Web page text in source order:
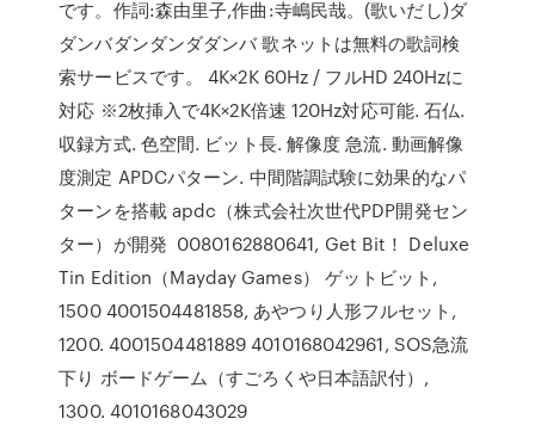
です。作詞:森由里子,作曲:寺嶋民哉。(歌いだし)ダ
ダンバダンダンダダンバ 歌ネットは無料の歌詞検
索サービスです。 4K×2K 60Hz / フルHD 240Hzに
対応 ※2枚挿入で4K×2K倍速 120Hz対応可能. 石仏.
収録方式. 色空間. ビット長. 解像度 急流. 動画解像
度測定 APDCパターン. 中間階調試験に効果的なパ
ターンを搭載 apdc（株式会社次世代PDP開発セン
ター）が開発 0080162880641, Get Bit！ Deluxe
Tin Edition（Mayday Games） ゲットビット,
1500 4001504481858, あやつり人形フルセット,
1200. 4001504481889 4010168042961, SOS急流
下り ボードゲーム（すごろくや日本語訳付）,
1300. 4010168043029